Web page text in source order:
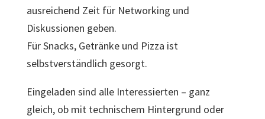
ausreichend Zeit für Networking und
Diskussionen geben.
Für Snacks, Getränke und Pizza ist
selbstverständlich gesorgt.
Eingeladen sind alle Interessierten – ganz
gleich, ob mit technischem Hintergrund oder